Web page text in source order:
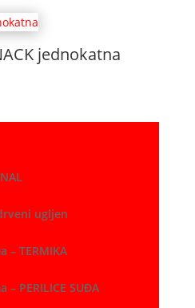
jednokatna
ugljen
– TERMIKA
PERILICE SUĐA